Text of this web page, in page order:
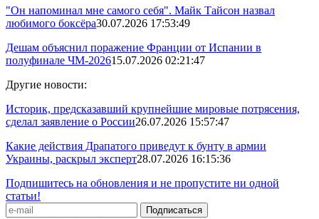
"Он напоминал мне самого себя". Майк Тайсон назвал
любимого боксёра30.07.2026 17:53:49
Дешам объяснил поражение Франции от Испании в
полуфинале ЧМ-202615.07.2026 02:21:47
Другие новости:
Историк, предсказавший крупнейшие мировые потрясения,
сделал заявление о России26.07.2026 15:57:47
Какие действия Драпатого приведут к бунту в армии
Украины, раскрыл эксперт28.07.2026 16:15:36
Подпишитесь на обновления и не пропустите ни одной
статьи!